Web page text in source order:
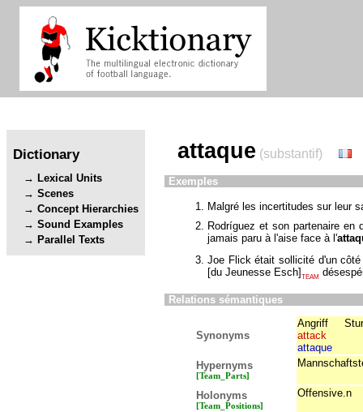
Dictionary
Lexical Units
Scenes
Concept Hierarchies
Sound Examples
Parallel Texts
attaque (substantif)
Exemples
Malgré les incertitudes sur leur
Rodríguez et son partenaire
jamais paru à l'aise face à l'
Joe Flick était sollicité d'un
[du Jeunesse Esch] TEAM
Relations sémantiques
Synonyms
Angriff
attack
attaque
Hypernyms
[Team_Parts]
Holonyms
[Team_Positions]
Offensive.n